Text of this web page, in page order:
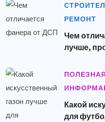
РЕМОНТ
Чем
лучше,
Какой
для